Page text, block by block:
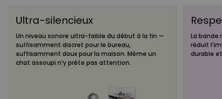
Ultra-silencieux
Un niveau sonore ultra-faible du début à la fin —
suffisamment discret pour le bureau,
suffisamment doux pour la maison. Même un
chat assoupi n’y prête pas attention.
La
réduit
durable